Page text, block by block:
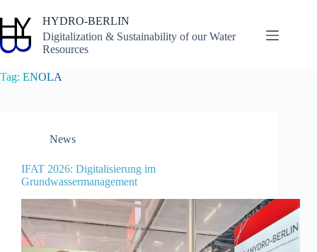
to
content
HYDRO-BERLIN
Digitalization & Sustainability of our Water
Resources
Tag: ENOLA
News
IFAT 2026: Digitalisierung im
Grundwassermanagement